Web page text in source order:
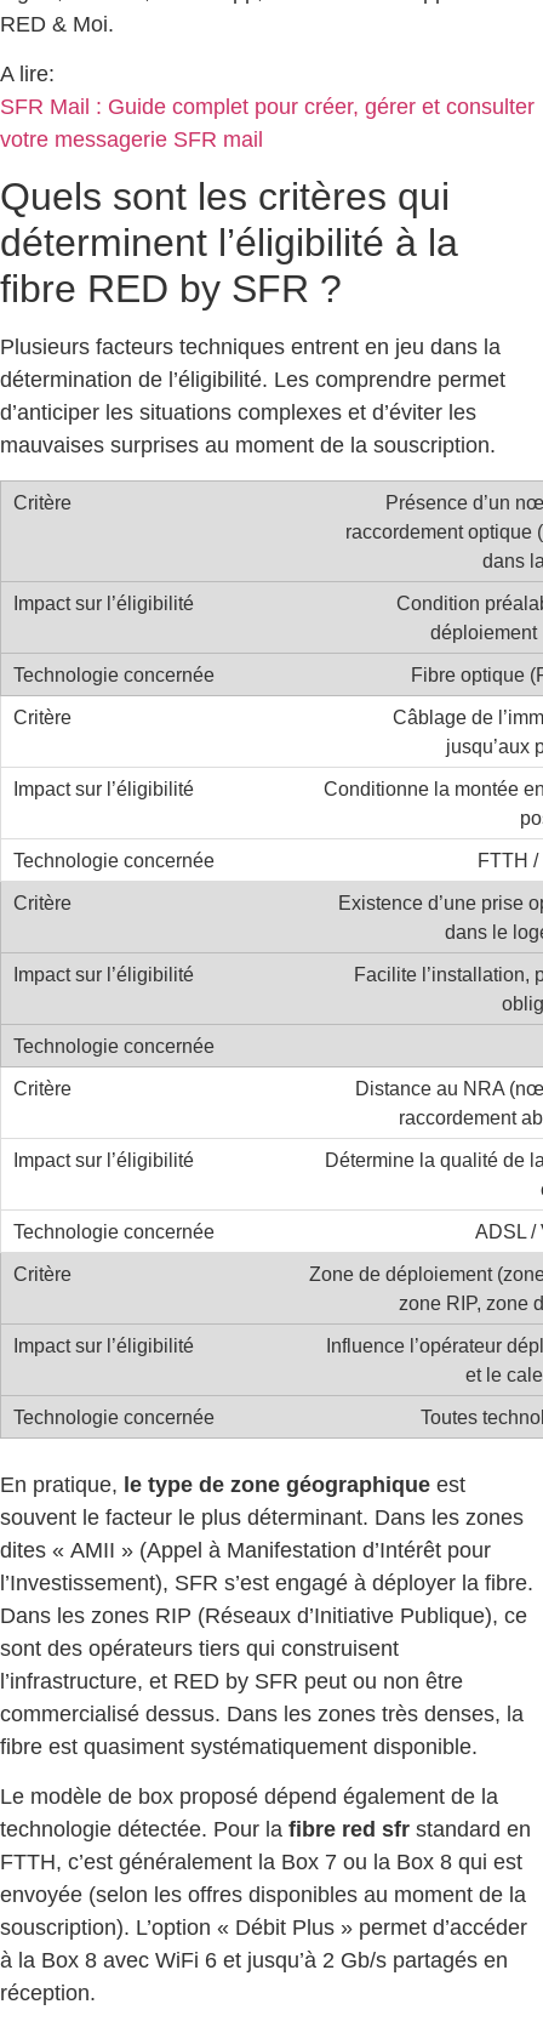
RED & Moi.
A lire:
SFR Mail : Guide complet pour créer, gérer et consulter
votre messagerie SFR mail
Quels sont les critères qui
déterminent l’éligibilité à la
fibre RED by SFR ?
Plusieurs facteurs techniques entrent en jeu dans la
détermination de l’éligibilité. Les comprendre permet
d’anticiper les situations complexes et d’éviter les
mauvaises surprises au moment de la souscription.
Présence d’un
raccordement optique
dans
Condition
déploiement
Fibre optique
Câblage de
jusqu’aux
Conditionne la montée
FTTH
Existence d’une prise
dans le
Facilite l’installation,
Distance au NRA
raccordement
Détermine la qualité de
ADSL /
Zone de déploiement
zone RIP, zone
Influence l’opérateur
et le
Toutes
En pratique, le type de zone géographique est
souvent le facteur le plus déterminant. Dans les zones
dites « AMII » (Appel à Manifestation d’Intérêt pour
l’Investissement), SFR s’est engagé à déployer la fibre.
Dans les zones RIP (Réseaux d’Initiative Publique), ce
sont des opérateurs tiers qui construisent
l’infrastructure, et RED by SFR peut ou non être
commercialisé dessus. Dans les zones très denses, la
fibre est quasiment systématiquement disponible.
Le modèle de box proposé dépend également de la
technologie détectée. Pour la fibre red sfr standard en
FTTH, c’est généralement la Box 7 ou la Box 8 qui est
envoyée (selon les offres disponibles au moment de la
souscription). L’option « Débit Plus » permet d’accéder
à la Box 8 avec WiFi 6 et jusqu’à 2 Gb/s partagés en
réception.